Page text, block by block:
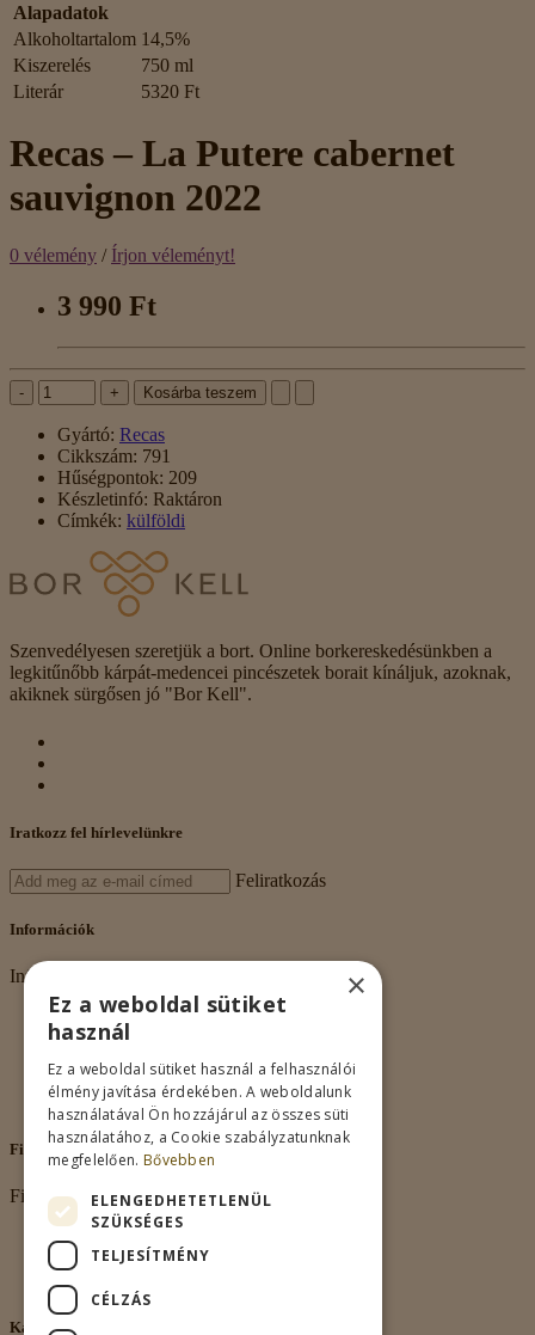
Alapadatok
Alkoholtartalom 14,5%
Kiszerelés
750 ml
Literár
5320 Ft
Recas – La Putere cabernet
sauvignon 2022
0 vélemény / Írjon véleményt!
3 990 Ft
- + Kosárba teszem
Gyártó: Recas
Cikkszám: 791
Hűségpontok: 209
Készletinfó: Raktáron
Címkék: külföldi
Szenvedélyesen szeretjük a bort. Online borkereskedésünkben a
legkitűnőbb kárpát-medencei pincészetek borait kínáljuk, azoknak,
akiknek sürgősen jó "Bor Kell".
Iratkozz fel hírlevelünkre
Feliratkozás
Információk
Információk
Rólunk
Adatkezelés
Vásárlási feltételek
Nagykereskedelem
Kapcsolat
Fiókom
Fiókom
Fiókom
Rendeléseim
Kívánságlista
Kapcsolat
×
Ez a weboldal sütiket
használ
Ez a weboldal sütiket használ a felhasználói
élmény javítása érdekében. A weboldalunk
használatával Ön hozzájárul az összes süti
használatához, a Cookie szabályzatunknak
megfelelően. Bővebben
ELENGEDHETETLENÜL
SZÜKSÉGES
TELJESÍTMÉNY
CÉLZÁS